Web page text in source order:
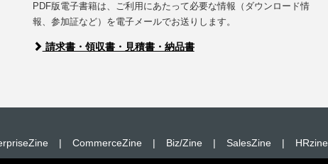
PDF版電子書籍は、ご利用にあたって必要な情報（ダウンロード情
報、参加証など）を電子メールでお送りします。
請求書・領収書・見積書・納品書
| CommerceZine | Biz/Zine | SalesZine | HRzine